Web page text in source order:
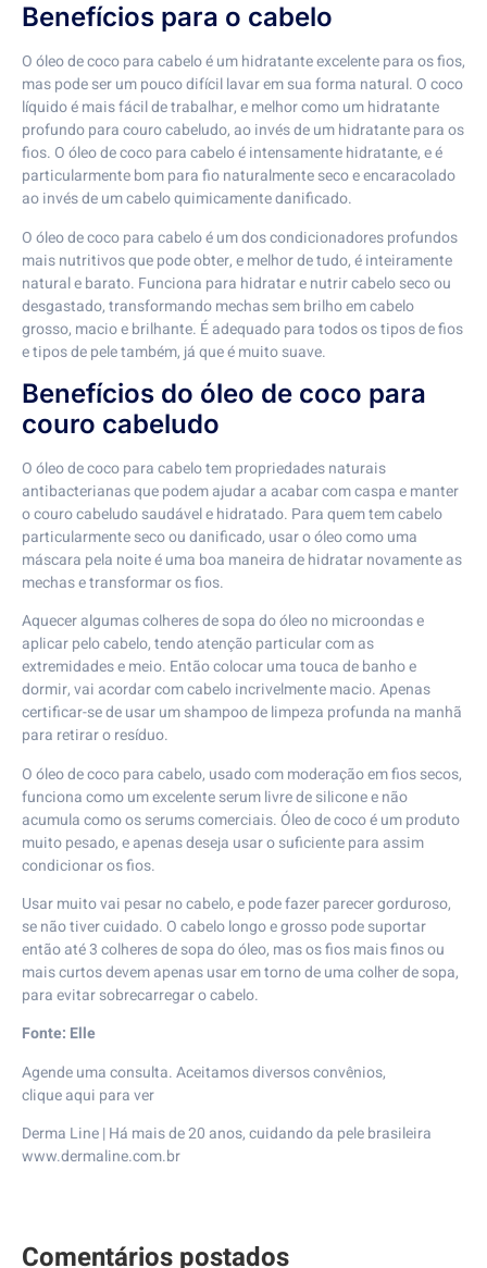
Benefícios para o cabelo
O óleo de coco para cabelo é um hidratante excelente para os fios,
mas pode ser um pouco difícil lavar em sua forma natural. O coco
líquido é mais fácil de trabalhar, e melhor como um hidratante
profundo para couro cabeludo, ao invés de um hidratante para os
fios. O óleo de coco para cabelo é intensamente hidratante, e é
particularmente bom para fio naturalmente seco e encaracolado
ao invés de um cabelo quimicamente danificado.
O óleo de coco para cabelo é um dos condicionadores profundos
mais nutritivos que pode obter, e melhor de tudo, é inteiramente
natural e barato. Funciona para hidratar e nutrir cabelo seco ou
desgastado, transformando mechas sem brilho em cabelo
grosso, macio e brilhante. É adequado para todos os tipos de fios
e tipos de pele também, já que é muito suave.
Benefícios do óleo de coco para
couro cabeludo
O óleo de coco para cabelo tem propriedades naturais
antibacterianas que podem ajudar a acabar com caspa e manter
o couro cabeludo saudável e hidratado. Para quem tem cabelo
particularmente seco ou danificado, usar o óleo como uma
máscara pela noite é uma boa maneira de hidratar novamente as
mechas e transformar os fios.
Aquecer algumas colheres de sopa do óleo no microondas e
aplicar pelo cabelo, tendo atenção particular com as
extremidades e meio. Então colocar uma touca de banho e
dormir, vai acordar com cabelo incrivelmente macio. Apenas
certificar-se de usar um shampoo de limpeza profunda na manhã
para retirar o resíduo.
O óleo de coco para cabelo, usado com moderação em fios secos,
funciona como um excelente serum livre de silicone e não
acumula como os serums comerciais. Óleo de coco é um produto
muito pesado, e apenas deseja usar o suficiente para assim
condicionar os fios.
Usar muito vai pesar no cabelo, e pode fazer parecer gorduroso,
se não tiver cuidado. O cabelo longo e grosso pode suportar
então até 3 colheres de sopa do óleo, mas os fios mais finos ou
mais curtos devem apenas usar em torno de uma colher de sopa,
para evitar sobrecarregar o cabelo.
Fonte: Elle
Agende uma consulta. Aceitamos diversos convênios,
cliqueaqui para ver
Derma Line| Há mais de 20 anos, cuidando da pele brasileira⠀
www.dermaline.com.br